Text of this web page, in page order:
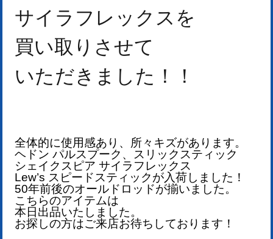
サイラフレックス を
買い取りさせて
いただきました！
！
全体的に使用感あり、所々キズがあります。
ヘドン パルスプーク、スリックスティック
シェイクスピア サイラフレックス
Lew’s スピードスティックが入荷しました！
50年前後のオールドロッドが揃いました。
こちらのアイテムは
本日出品いたしました。
お探しの方はご来店お待ちしております！